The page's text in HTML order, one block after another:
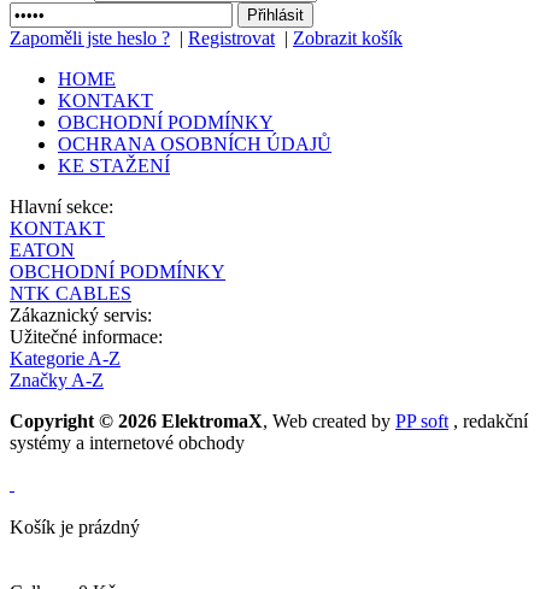
Zapoměli jste heslo ? | Registrovat | Zobrazit košík
HOME
KONTAKT
OBCHODNÍ PODMÍNKY
OCHRANA OSOBNÍCH ÚDAJŮ
KE STAŽENÍ
Hlavní sekce:
KONTAKT
EATON
OBCHODNÍ PODMÍNKY
NTK CABLES
Zákaznický servis:
Užitečné informace:
Kategorie A-Z
Značky A-Z
Copyright © 2026 ElektromaX, Web created by PP soft , redakční
systémy a internetové obchody
Košík je prázdný